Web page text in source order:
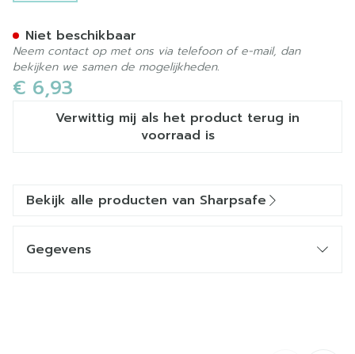
€ 6,93
Verwittig mij als het product terug in
voorraad is
Niet beschikbaar
Neem contact op met ons via telefoon of e-mail, dan
bekijken we samen de mogelijkheden.
Bekijk alle producten van Sharpsafe
Gegevens